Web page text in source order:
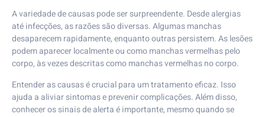
A variedade de causas pode ser surpreendente. Desde alergias
até infecções, as razões são diversas. Algumas manchas
desaparecem rapidamente, enquanto outras persistem. As lesões
podem aparecer localmente ou como manchas vermelhas pelo
corpo, às vezes descritas como manchas vermelhas no corpo.
Entender as causas é crucial para um tratamento eficaz. Isso
ajuda a aliviar sintomas e prevenir complicações. Além disso,
conhecer os sinais de alerta é importante, mesmo quando se